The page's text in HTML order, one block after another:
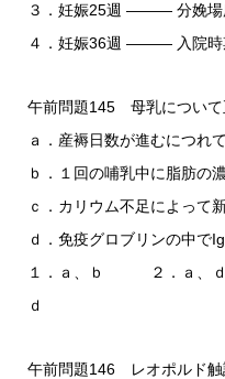
３．妊娠25週 ――― 分娩場
４．妊娠36週 ――― 入院時
午前問題145 母乳について
ａ．産褥日数が進むにつれ
ｂ．１回の哺乳中に脂肪の
ｃ．カリウム不足によって
ｄ．免疫グロブリンの中で
１．ａ、ｂ ２．ａ
ｄ
午前問題146 レオポルド触